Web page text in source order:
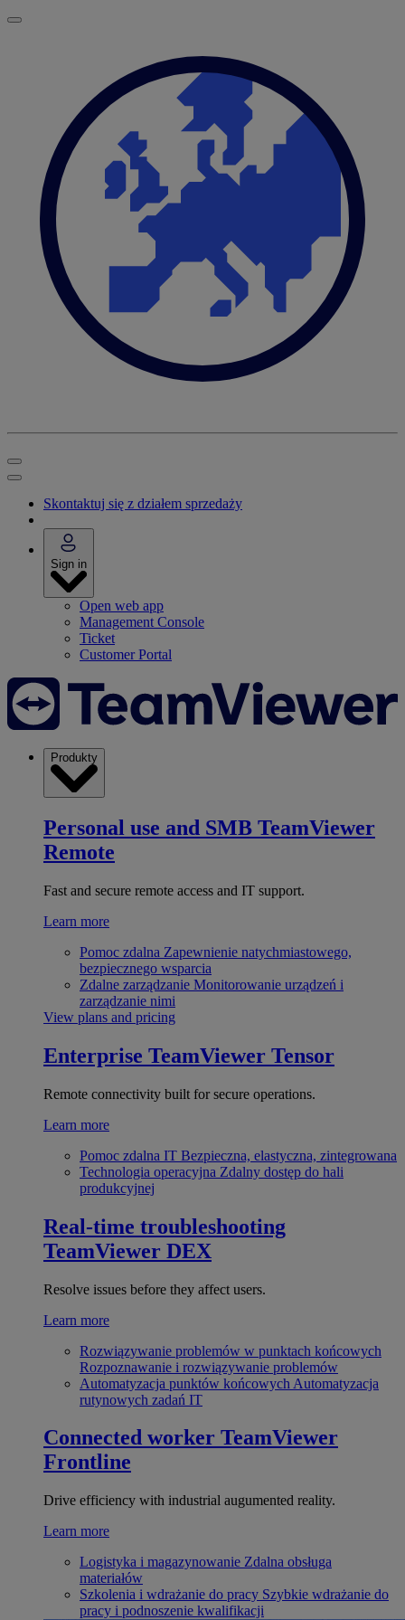
Skontaktuj się z działem sprzedaży
Sign in
Open web app
Management Console
Ticket
Customer Portal
Produkty
Personal use and SMB TeamViewer
Remote
Fast and secure remote access and IT support.
Learn more
Pomoc zdalna Zapewnienie natychmiastowego,
bezpiecznego wsparcia
Zdalne zarządzanie Monitorowanie urządzeń i
zarządzanie nimi
View plans and pricing
Enterprise TeamViewer Tensor
Remote connectivity built for secure operations.
Learn more
Pomoc zdalna IT Bezpieczna, elastyczna, zintegrowana
Technologia operacyjna Zdalny dostęp do hali
produkcyjnej
Real-time troubleshooting
TeamViewer DEX
Resolve issues before they affect users.
Learn more
Rozwiązywanie problemów w punktach końcowych
Rozpoznawanie i rozwiązywanie problemów
Automatyzacja punktów końcowych Automatyzacja
rutynowych zadań IT
Connected worker TeamViewer
Frontline
Drive efficiency with industrial augumented reality.
Learn more
Logistyka i magazynowanie Zdalna obsługa
materiałów
Szkolenia i wdrażanie do pracy Szybkie wdrażanie do
pracy i podnoszenie kwalifikacji